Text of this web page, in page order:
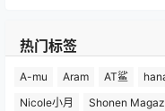
热门标签
A-mu Aram AT鲨
Nicole小月
Shonen